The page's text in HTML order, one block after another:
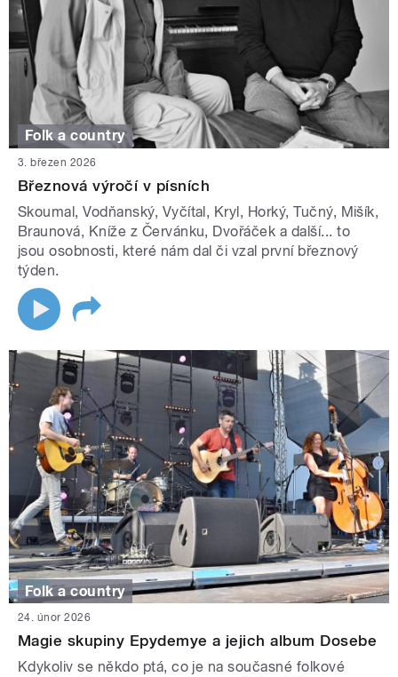
Folk a country
3. březen 2026
Březnová výročí v písních
Skoumal, Vodňanský, Vyčítal, Kryl, Horký, Tučný, Mišík,
Braunová, Kníže z Červánku, Dvořáček a další... to
jsou osobnosti, které nám dal či vzal první březnový
týden.
Folk a country
24. únor 2026
Magie skupiny Epydemye a jejich album Dosebe
Kdykoliv se někdo ptá, co je na současné folkové